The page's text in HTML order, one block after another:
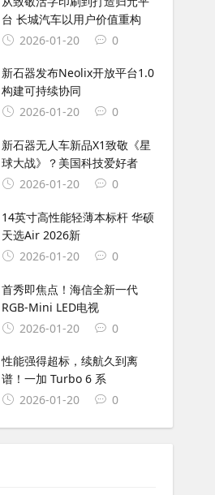
台 长城汽车以用户价值重构
2026-01-20
0
新石器发布Neolix开放平台1.0
构建可持续协同
2026-01-20
0
新石器无人车新品X1致敬《星
球大战》？美国科技爱好者
2026-01-20
0
14英寸高性能轻薄本标杆 华硕
天选Air 2026新
2026-01-20
0
首秀即焦点！海信全新一代
RGB-Mini LED电视
2026-01-20
0
性能强得超标，续航久到离
谱！一加 Turbo 6 系
2026-01-20
0